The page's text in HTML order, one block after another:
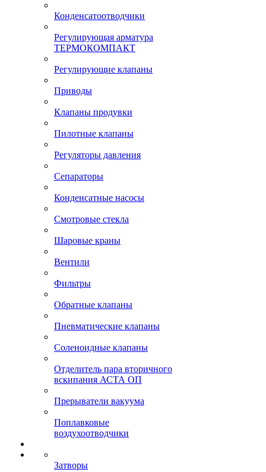
Конденсатоотводчики
Регулирующая арматура
ТЕРМОКОМПАКТ
Регулирующие клапаны
Приводы
Клапаны продувки
Пилотные клапаны
Регуляторы давления
Сепараторы
Конденсатные насосы
Смотровые стекла
Шаровые краны
Вентили
Фильтры
Обратные клапаны
Пневматические клапаны
Соленоидные клапаны
Отделитель пара вторичного
вскипания АСТА ОП
Прерыватели вакуума
Поплавковые
воздухоотводчики
Затворы